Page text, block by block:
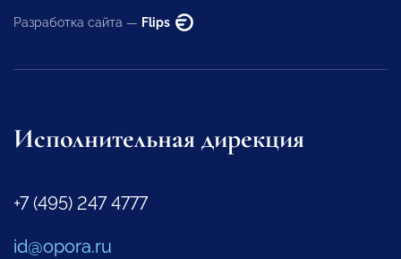
Разработка сайта — Flips
Исполнительная дирекция
+7 (495) 247 4777
id@opora.ru